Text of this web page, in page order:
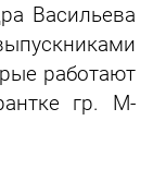
Васильева
работают
гр. М-